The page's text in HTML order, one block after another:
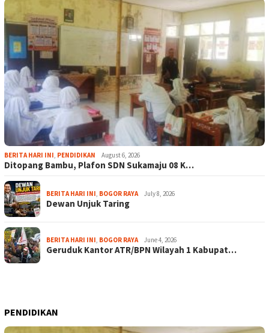
BERITA HARI INI, PENDIDIKAN August 6, 2026
Ditopang Bambu, Plafon SDN Sukamaju 08 K…
BERITA HARI INI, BOGOR RAYA July 8, 2026
Dewan Unjuk Taring
BERITA HARI INI, BOGOR RAYA June 4, 2026
Geruduk Kantor ATR/BPN Wilayah 1 Kabupat…
PENDIDIKAN